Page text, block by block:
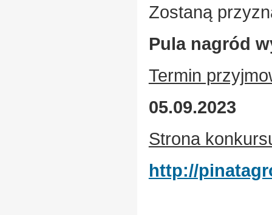
Zostaną
Pula nagród
Termin
05.09.2023
Strona
http://